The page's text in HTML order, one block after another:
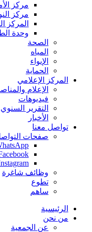
مركز
مركز
المركز
وحدة
الصحة
المياه
الإيواء
الحماية
المركز الإعلامي
الإعلام
فيديوهات
التقرير السنوي
الأخبار
تواصل معنا
صفحات
وظائف شاغرة
تطوع
ساهم
الرئيسية
من نحن
عن الجمعية